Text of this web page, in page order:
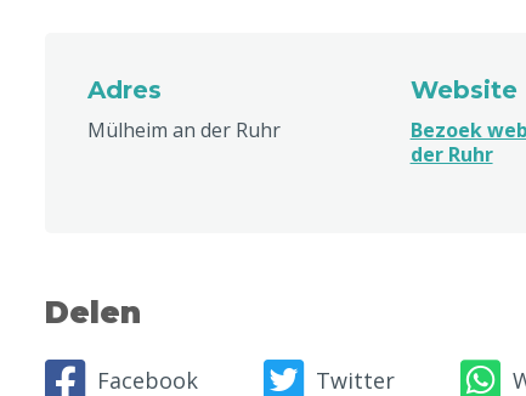
Adres
Mülheim an der Ruhr
Website
Bezoek
der Ruhr
Delen
Facebook Twitter